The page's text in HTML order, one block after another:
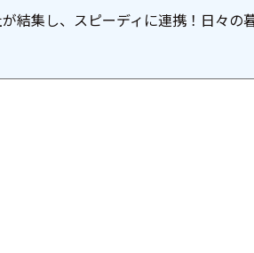
結集し、スピーディに連携！日々